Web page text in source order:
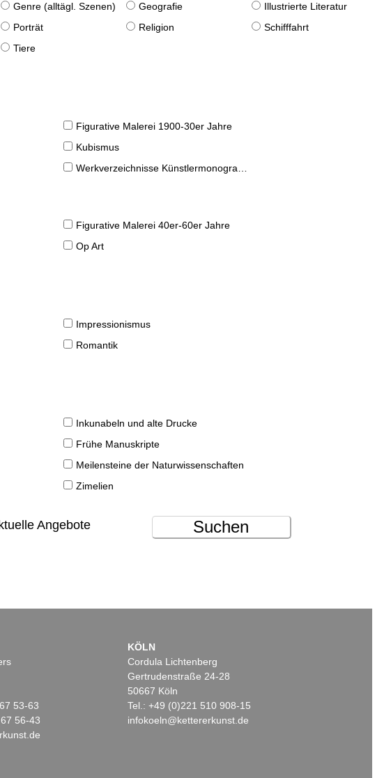
Genre (alltägl. Szenen) Geografie
Illustrierte Literatur
Porträt Religion
Schifffahrt
Tiere
Figurative Malerei 1900-30er Jahre
Kubismus
Werkverzeichnisse Künstlermonographien
Figurative Malerei 40er-60er Jahre
Op Art
Impressionismus
Romantik
Inkunabeln und alte Drucke
Frühe Manuskripte
Meilensteine der Naturwissenschaften
Zimelien
Angebote
Suchen
53-63
56-43
KÖLN
Cordula Lichtenberg
Gertrudenstraße 24-28
50667 Köln
Tel.: +49 (0)221 510 908-15
infokoeln@kettererkunst.de